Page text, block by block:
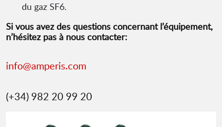
du gaz SF6.
Si vous avez des questions concernant l’équipement,
n’hésitez pas à nous contacter:
info@amperis.com
(+34) 982 20 99 20